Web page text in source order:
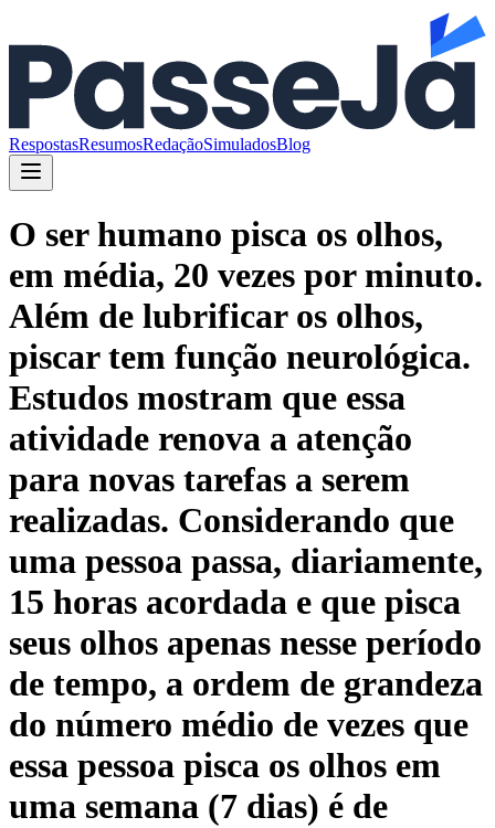
RespostasResumosRedaçãoSimuladosBlog
O ser humano pisca os olhos,
em média, 20 vezes por minuto.
Além de lubrificar os olhos,
piscar tem função neurológica.
Estudos mostram que essa
atividade renova a atenção
para novas tarefas a serem
realizadas. Considerando que
uma pessoa passa, diariamente,
15 horas acordada e que pisca
seus olhos apenas nesse período
de tempo, a ordem de grandeza
do número médio de vezes que
essa pessoa pisca os olhos em
uma semana (7 dias) é de